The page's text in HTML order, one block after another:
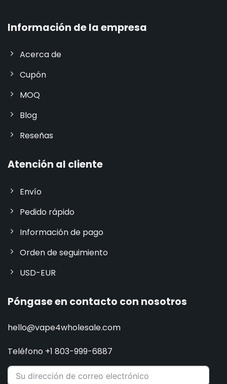
Información de la empresa
Acerca de
Cupón
MOQ
Blog
Reseñas
Atención al cliente
Envío
Pedido rápido
Información de pago
Orden de seguimiento
USD-EUR
Póngase en contacto con nosotros
hello@vape4wholesale.com
Teléfono +1 803-999-6887